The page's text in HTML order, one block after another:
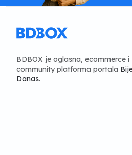
BDBOX je oglasna, ecommerce i
community platforma portala
Danas.